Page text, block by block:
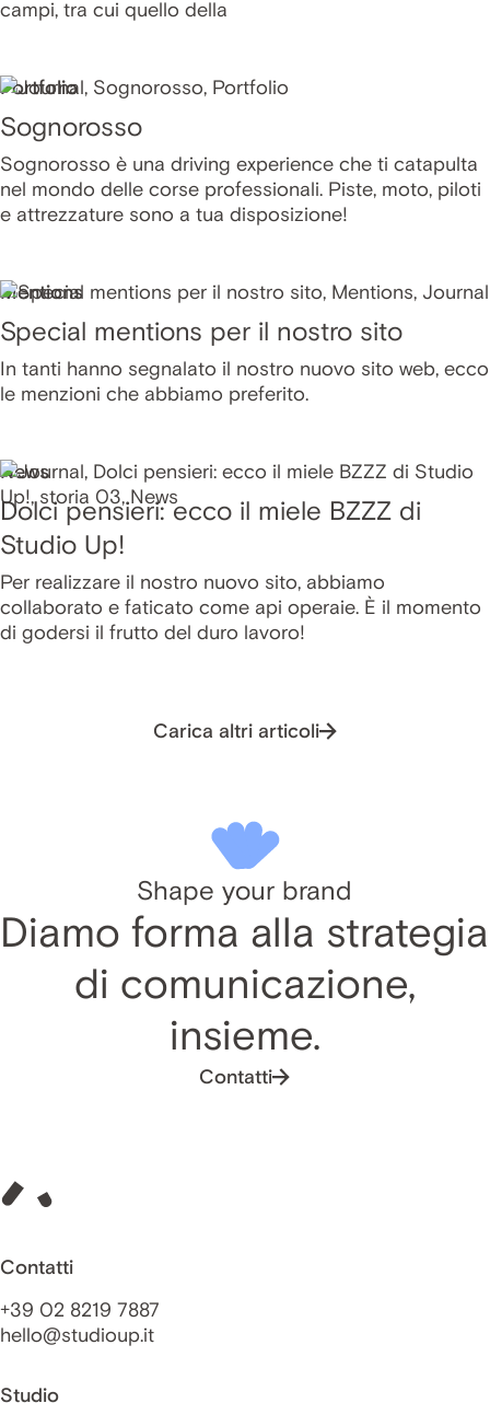
campi, tra cui quello della
Portfolio
Sognorosso
Sognorosso è una driving experience che ti catapulta
nel mondo delle corse professionali. Piste, moto, piloti
e attrezzature sono a tua disposizione!
Mentions
Special mentions per il nostro sito
In tanti hanno segnalato il nostro nuovo sito web, ecco
le menzioni che abbiamo preferito.
News
Dolci pensieri: ecco il miele BZZZ di
Studio Up!
Per realizzare il nostro nuovo sito, abbiamo
collaborato e faticato come api operaie. È il momento
di godersi il frutto del duro lavoro!
Carica altri articoli
Shape your brand
Diamo forma alla strategia
di comunicazione,
insieme.
Contatti
Contatti
+39 02 8219 7887
hello@studioup.it
Studio